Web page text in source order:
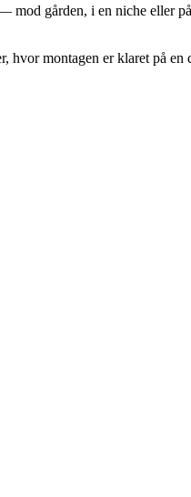
mod gården, i en niche eller
hvor montagen er klaret på en